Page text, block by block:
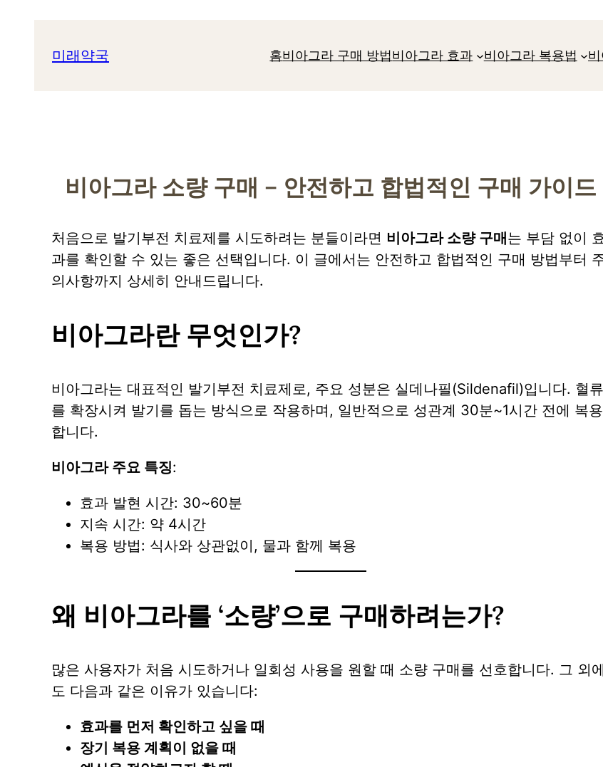
미래약국 홈비아그라 구매 방법비아그라 효과 비아그라 복용법
비아그라 소량 구매 – 안전하고 합법적인 구매 가이드
처음으로 발기부전 치료제를 시도하려는 분들이라면 비아그라 소량 구매는 부담 없이
과를 확인할 수 있는 좋은 선택입니다. 이 글에서는 안전하고 합법적인 구매 방법부터
의사항까지 상세히 안내드립니다.
비아그라란 무엇인가?
비아그라는 대표적인 발기부전 치료제로, 주요 성분은 실데나필(Sildenafil)입니다. 혈류
를 확장시켜 발기를 돕는 방식으로 작용하며, 일반적으로 성관계 30분~1시간 전에 복용
합니다.
비아그라 주요 특징:
효과 발현 시간: 30~60분
지속 시간: 약 4시간
복용 방법: 식사와 상관없이, 물과 함께 복용
왜 비아그라를 ‘소량’으로 구매하려는가?
많은 사용자가 처음 시도하거나 일회성 사용을 원할 때 소량 구매를 선호합니다. 그 외
도 다음과 같은 이유가 있습니다:
효과를 먼저 확인하고 싶을 때
장기 복용 계획이 없을 때